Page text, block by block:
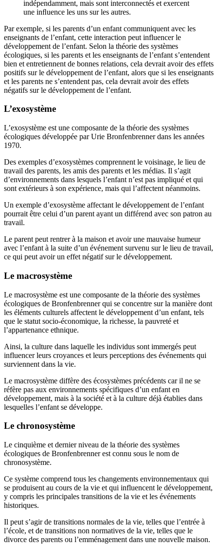
indépendamment, mais sont interconnectés et exercent
une inﬂuence les uns sur les autres.
Par exemple, si les parents d’un enfant communiquent avec les
enseignants de l’enfant, cette interaction peut influencer le
développement de l’enfant. Selon la théorie des systèmes
écologiques, si les parents et les enseignants de l’enfant s’entendent
bien et entretiennent de bonnes relations, cela devrait avoir des effets
positifs sur le développement de l’enfant, alors que si les enseignants
et les parents ne s’entendent pas, cela devrait avoir des effets
négatifs sur le développement de l’enfant.
L’exosystème
L’exosystème est une composante de la théorie des systèmes
écologiques développée par Urie Bronfenbrenner dans les années
1970.
Des exemples d’exosystèmes comprennent le voisinage, le lieu de
travail des parents, les amis des parents et les médias. Il s’agit
d’environnements dans lesquels l’enfant n’est pas impliqué et qui
sont extérieurs à son expérience, mais qui l’affectent néanmoins.
Un exemple d’exosystème affectant le développement de l’enfant
pourrait être celui d’un parent ayant un différend avec son patron au
travail.
Le parent peut rentrer à la maison et avoir une mauvaise humeur
avec l’enfant à la suite d’un événement survenu sur le lieu de travail,
ce qui peut avoir un effet négatif sur le développement.
Le macrosystème
Le macrosystème est une composante de la théorie des systèmes
écologiques de Bronfenbrenner qui se concentre sur la manière dont
les éléments culturels affectent le développement d’un enfant, tels
que le statut socio-économique, la richesse, la pauvreté et
l’appartenance ethnique.
Ainsi, la culture dans laquelle les individus sont immergés peut
influencer leurs croyances et leurs perceptions des événements qui
surviennent dans la vie.
Le macrosystème diffère des écosystèmes précédents car il ne se
réfère pas aux environnements spécifiques d’un enfant en
développement, mais à la société et à la culture déjà établies dans
lesquelles l’enfant se développe.
Le chronosystème
Le cinquième et dernier niveau de la théorie des systèmes
écologiques de Bronfenbrenner est connu sous le nom de
chronosystème.
Ce système comprend tous les changements environnementaux qui
se produisent au cours de la vie et qui influencent le développement,
y compris les principales transitions de la vie et les événements
historiques.
Il peut s’agir de transitions normales de la vie, telles que l’entrée à
l’école, et de transitions non normatives de la vie, telles que le
divorce des parents ou l’emménagement dans une nouvelle maison.